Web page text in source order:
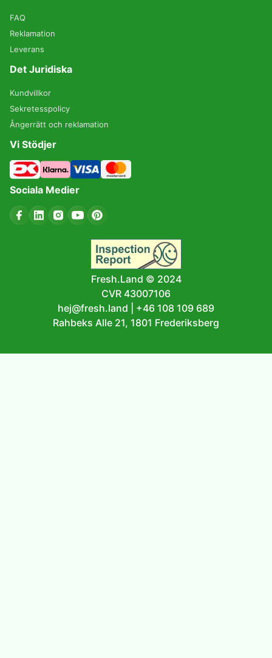
FAQ
Reklamation
Leverans
Det Juridiska
Kundvillkor
Sekretesspolicy
Ångerrätt och reklamation
Vi Stödjer
Sociala Medier
Fresh.Land © 2024
CVR 43007106
hej@fresh.land
+46 108 109 689
Rahbeks Alle 21, 1801 Frederiksberg